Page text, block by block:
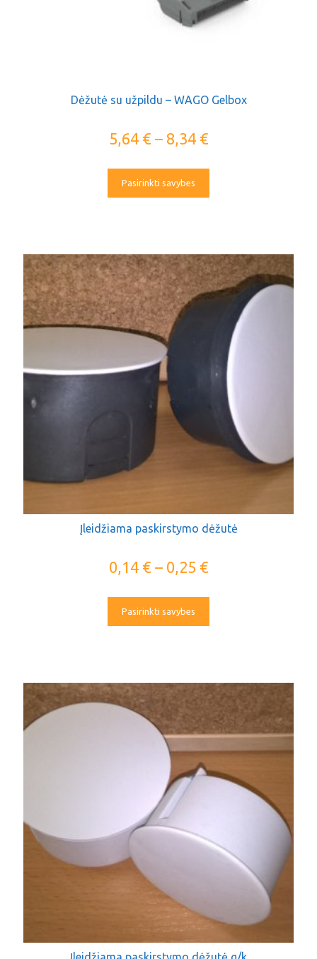
Dėžutė su užpildu – WAGO Gelbox
5,64 €– 8,34 €
Pasirinkti savybes
Įleidžiama paskirstymo dėžutė
0,14 €– 0,25 €
Pasirinkti savybes